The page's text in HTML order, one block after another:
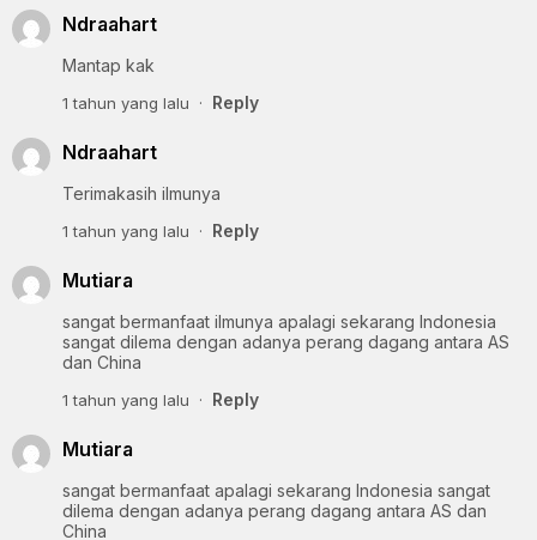
Ndraahart
Mantap kak
1 tahun yang lalu Reply
Ndraahart
Terimakasih ilmunya
1 tahun yang lalu Reply
Mutiara
sangat bermanfaat ilmunya apalagi sekarang Indonesia
sangat dilema dengan adanya perang dagang antara AS
dan China
1 tahun yang lalu Reply
Mutiara
sangat bermanfaat apalagi sekarang Indonesia sangat
dilema dengan adanya perang dagang antara AS dan
China